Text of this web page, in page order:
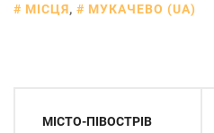
МІСЦЯ, МУКАЧЕВО (UA)
МІСТО-ПІВОСТРІВ